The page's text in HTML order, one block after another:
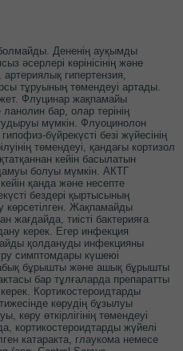
болмайды. Дененің ауқымды
әсерлері көрінісінің және
артериялық гипертензия,
тұруының төмендеуі артады.
Флуцинар жақпамайы
бар, олар терінің
мүмкін. Флуоцинолон
бүйрекүсті безі жүйесінің
төмендеуі, қандағы кортизол
кейін басылатын
болуы мүмкін. АКТГ
қанда және несепте
бездері қыртысының
көрсетілген. Жақпамайды
жағдайда, тиісті бактерияға
керек. Егер инфекция
қолдануды инфекцияны
симптомдары күшеюі
бұрышты және ашық бұрышты
бар тұлғаларда препаратты
Кортикостероидтарды
көрудің бұзылуы
көру өткірлігінің төмендеуі
кортикостероидтарды жүйелі
катаракта, глаукома немесе